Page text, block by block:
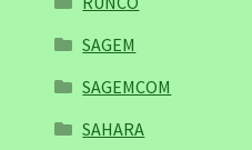
SAGEM
SAGEMCOM
SAHARA